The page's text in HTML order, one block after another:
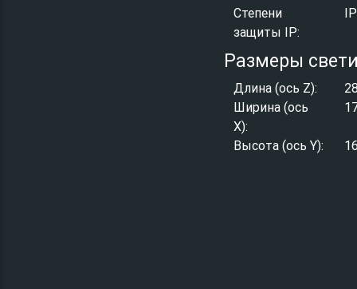
Степени
защиты IP:
Размеры
Длина (ось Z):
Ширина (ось
X):
Высота (ось Y):